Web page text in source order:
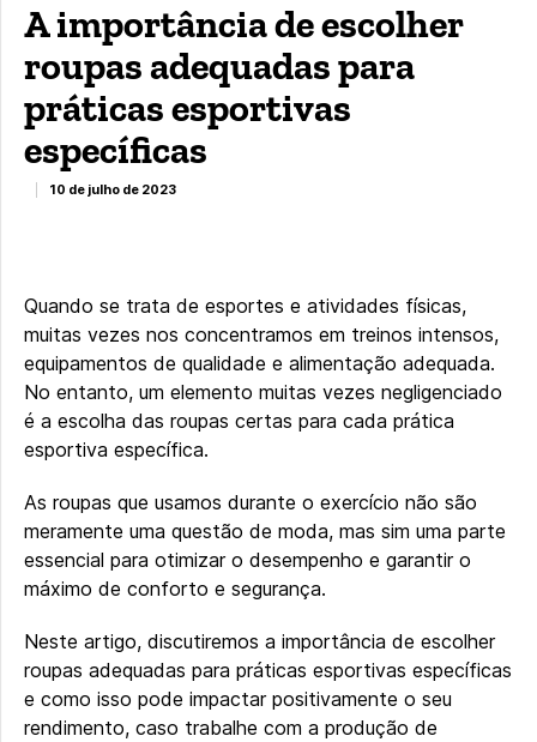
A importância de escolher
roupas adequadas para
práticas esportivas
específicas
10 de julho de 2023
Quando se trata de esportes e atividades físicas,
muitas vezes nos concentramos em treinos intensos,
equipamentos de qualidade e alimentação adequada.
No entanto, um elemento muitas vezes negligenciado
é a escolha das roupas certas para cada prática
esportiva específica.
As roupas que usamos durante o exercício não são
meramente uma questão de moda, mas sim uma parte
essencial para otimizar o desempenho e garantir o
máximo de conforto e segurança.
Neste artigo, discutiremos a importância de escolher
roupas adequadas para práticas esportivas específicas
e como isso pode impactar positivamente o seu
rendimento, caso trabalhe com a produção de